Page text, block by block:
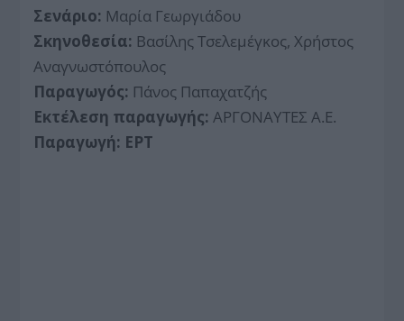
Σενάριο: Μαρία Γεωργιάδου
Σκηνοθεσία: Βασίλης Τσελεμέγκος, Χρήστος
Αναγνωστόπουλος
Παραγωγός: Πάνος Παπαχατζής
Εκτέλεση παραγωγής: ΑΡΓΟΝΑΥΤΕΣ Α.Ε.
Παραγωγή: ΕΡΤ